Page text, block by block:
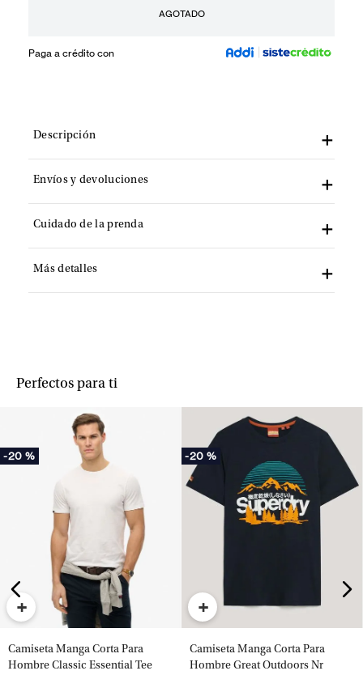
AGOTADO
Paga a crédito con
Descripción
Envíos y devoluciones
Cuidado de la prenda
Más detalles
Perfectos para ti
-20 %
+
Camiseta Manga Corta Para
Hombre Classic Essential Tee
-20 %
+
Camiseta Manga Corta Para
Hombre Great Outdoors Nr